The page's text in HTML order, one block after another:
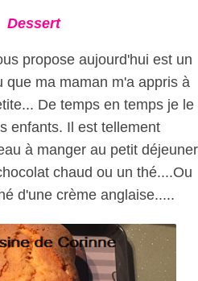
Dessert
propose aujourd'hui est un
que ma maman m'a appris à
De temps en temps je le
enfants. Il est tellement
à manger au petit déjeuner
chaud ou un thé....Ou
d'une crème anglaise.....